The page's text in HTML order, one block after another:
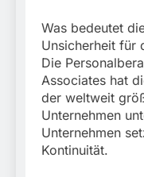
Was bedeutet
Unsicherheit für
Die
Associates hat
der weltweit
Unternehmen
Unternehmen
Kontinuität.